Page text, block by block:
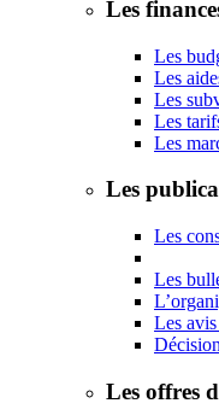
Les
Les
Les
Les
Les
Les
Les
Les
Les
Les
Les offres